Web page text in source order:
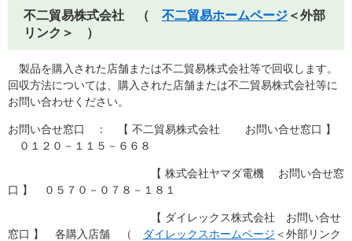
不二貿易株式会社 （ 不二貿易ホームページ ＜外部
リンク＞
）
製品を購入された店舗または不二貿易株式会社等で回収します。
回収方法については、購入された店舗または不二貿易株式会社等に
お問い合わせください。
お問い合せ窓口 ： 【 不二貿易株式会社 お問い合せ窓口 】
０１２０－１１５－６６８
【 株式会社ヤマダ電機 お問い合せ窓
口 】 ０５７０－０７８－１８１
【 ダイレックス株式会社 お問い合せ
窓口 】 各購入店舗 （
ダイレックスホームページ ＜外部リンク